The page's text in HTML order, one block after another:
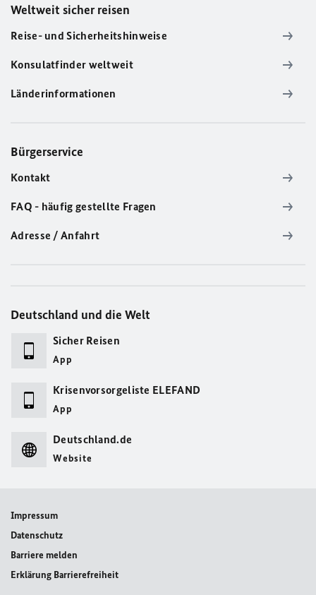
Weltweit sicher reisen
Reise- und Sicherheitshinweise
Konsulatfinder weltweit
Länderinformationen
Bürgerservice
Kontakt
FAQ - häufig gestellte Fragen
Adresse / Anfahrt
Deutschland und die Welt
Sicher Reisen
App
Krisenvorsorgeliste ELEFAND
App
Deutschland.de
Website
Impressum
Datenschutz
Barriere melden
Erklärung Barrierefreiheit